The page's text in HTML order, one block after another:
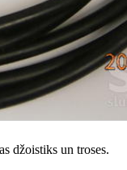
džoistiks un troses.